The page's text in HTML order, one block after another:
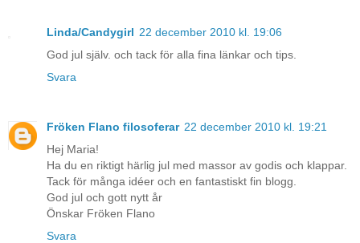
Linda/Candygirl 22 december 2010 kl. 19:06
God jul själv. och tack för alla fina länkar och tips.
Svara
Fröken Flano filosoferar 22 december 2010 kl. 19:21
Hej Maria!
Ha du en riktigt härlig jul med massor av godis och klappar.
Tack för många idéer och en fantastiskt fin blogg.
God jul och gott nytt år
Önskar Fröken Flano
Svara